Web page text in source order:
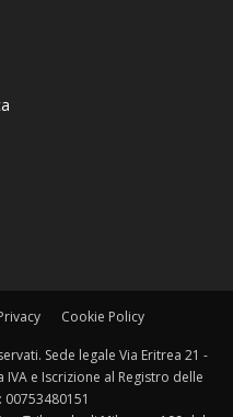
Cookie Policy
Sede legale Via Eritrea 21 -
e Iscrizione al Registro delle